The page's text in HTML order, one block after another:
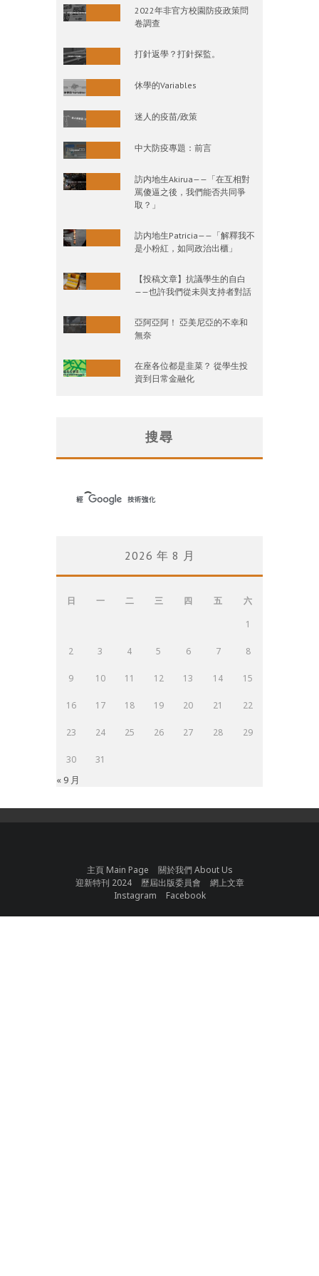
2022年非官方校園防疫政策問
卷調查
打針返學？打針探監。
休學的Variables
迷人的疫苗/政策
中大防疫專題：前言
訪内地生Akirua——「在互相對
罵傻逼之後，我們能否共同爭
取？」
訪内地生Patricia——「解釋我不
是小粉紅，如同政治出櫃」
【投稿文章】抗議學生的自白
——也許我們從未與支持者對話
亞阿亞阿！ 亞美尼亞的不幸和
無奈
在座各位都是韭菜？ 從學生投
資到日常金融化
搜尋
2026 年 8 月
日 一 二 三 四 五
六
1
2 3 4 5 6 7 8
9 10 11 12 13 14 15
16 17 18 19 20 21 22
23 24 25 26 27 28 29
30 31
« 9 月
主頁 Main Page
關於我們 About Us
迎新特刊 2024
歷屆出版委員會
網上文章
Instagram
Facebook